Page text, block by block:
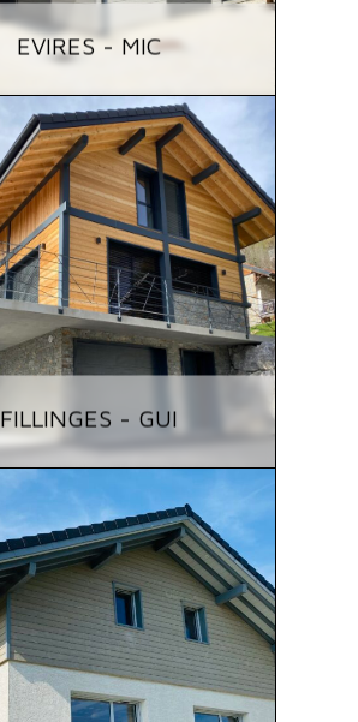
EVIRES - MIC
FILLINGES - GUI